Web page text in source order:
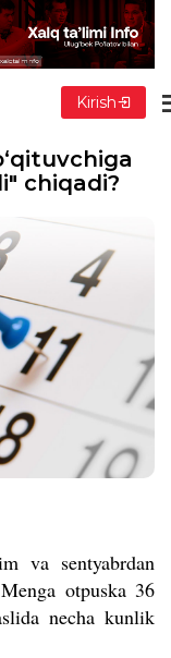
Kirish
chiqadi?
va sentyabrdan
otpuska 36
necha kunlik